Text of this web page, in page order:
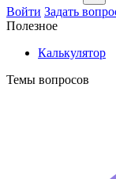
Войти Задать
Полезное
Калькулятор
Темы вопросов